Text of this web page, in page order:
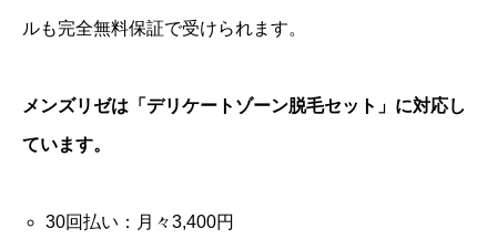
ルも完全無料保証で受けられます。
メンズリゼは「デリケートゾーン脱毛セット」に対応し
ています。
30回払い：月々3,400円